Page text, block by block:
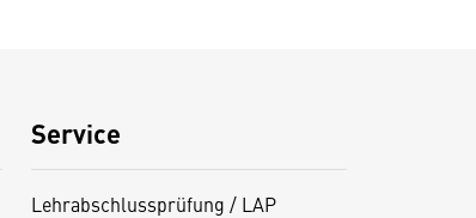
Service
Lehrabschlussprüfung / LAP